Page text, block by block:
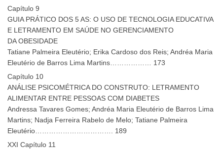
Capítulo 9
GUIA PRÁTICO DOS 5 AS: O USO DE TECNOLOGIA EDUCATIVA
E LETRAMENTO EM SAÚDE NO GERENCIAMENTO
DA OBESIDADE
Tatiane Palmeira Eleutério; Erika Cardoso dos Reis; Andréa Maria
Eleutério de Barros Lima Martins……………… 173
Capítulo 10
ANÁLISE PSICOMÉTRICA DO CONSTRUTO: LETRAMENTO
ALIMENTAR ENTRE PESSOAS COM DIABETES
Andressa Tavares Gomes; Andréa Maria Eleutério de Barros Lima
Martins; Nadja Ferreira Rabelo de Melo; Tatiane Palmeira
Eleutério……………………………. 189
XXI Capítulo 11